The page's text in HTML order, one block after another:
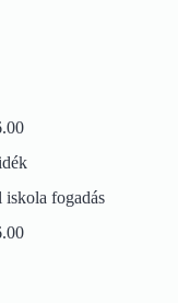
iskola fogadás